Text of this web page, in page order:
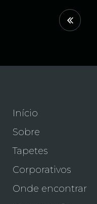
Início
Sobre
Tapetes
Corporativos
Onde encontrar